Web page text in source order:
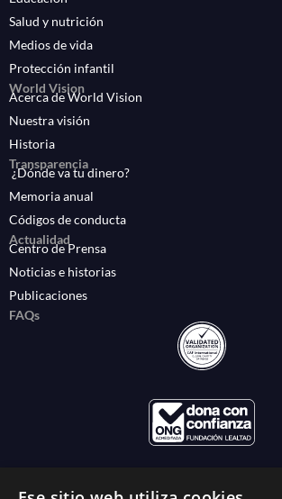
Salud y nutrición
Medios de vida
Protección infantil
World Vision
Acerca de World Vision
Nuestra visión
Historia
Transparencia
¿Dónde va tu dinero?
Memoria anual
Códigos de conducta
Actualidad
Centro de Prensa
Noticias e historias
Publicaciones
FAQs